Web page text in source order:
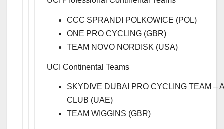
CCC SPRANDI POLKOWICE (POL)
ONE PRO CYCLING (GBR)
TEAM NOVO NORDISK (USA)
UCI Continental Teams
SKYDIVE DUBAI PRO CYCLING TEAM –
CLUB (UAE)
TEAM WIGGINS (GBR)